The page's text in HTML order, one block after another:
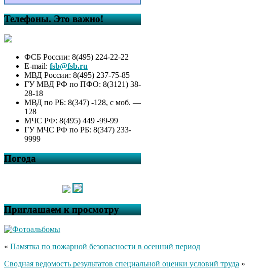
Телефоны. Это важно!
ФСБ России: 8(495) 224-22-22
E-mail: fsb@fsb.ru
МВД России: 8(495) 237-75-85
ГУ МВД РФ по ПФО: 8(3121) 38-
28-18
МВД по РБ: 8(347) -128, с моб. —
128
МЧС РФ: 8(495) 449 -99-99
ГУ МЧС РФ по РБ: 8(347) 233-
9999
Погода
Приглашаем к просмотру
« Памятка по пожарной безопасности в осенний период
Сводная ведомость результатов специальной оценки условий труда »